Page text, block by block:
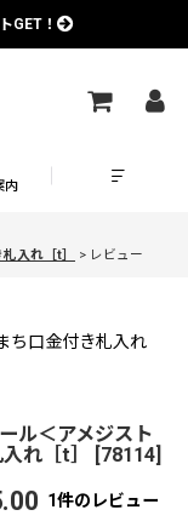
GET！
内
入れ［t］ > レビュー
ち口金付き札入れ
ル＜アメジスト
れ［t］
[78114]
1件のレビュー